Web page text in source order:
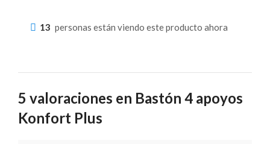
13 personas están viendo este producto ahora
5 valoraciones en Bastón 4 apoyos
Konfort Plus